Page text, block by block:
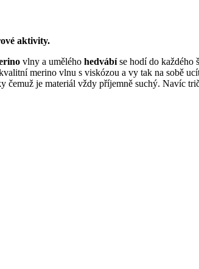
aktivity.
vlny a umělého hedvábíse hodí do každého
merino vlnu s viskózou a vy tak na sobě
čemuž je materiál vždy příjemně suchý. Navíc